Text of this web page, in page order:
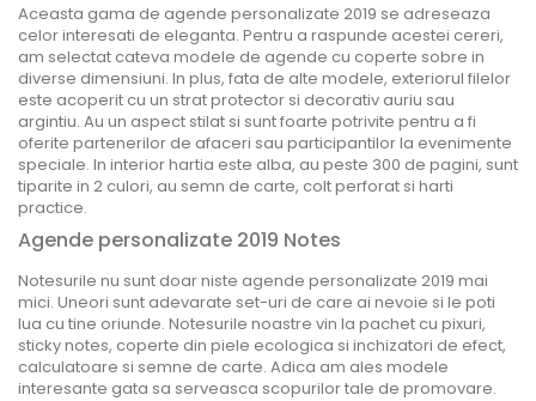
Aceasta gama de agende personalizate 2019 se adreseaza
celor interesati de eleganta. Pentru a raspunde acestei cereri,
am selectat cateva modele de agende cu coperte sobre in
diverse dimensiuni. In plus, fata de alte modele, exteriorul filelor
este acoperit cu un strat protector si decorativ auriu sau
argintiu. Au un aspect stilat si sunt foarte potrivite pentru a fi
oferite partenerilor de afaceri sau participantilor la evenimente
speciale. In interior hartia este alba, au peste 300 de pagini, sunt
tiparite in 2 culori, au semn de carte, colt perforat si harti
practice.
Agende personalizate 2019 Notes
Notesurile nu sunt doar niste agende personalizate 2019 mai
mici. Uneori sunt adevarate set-uri de care ai nevoie si le poti
lua cu tine oriunde. Notesurile noastre vin la pachet cu pixuri,
sticky notes, coperte din piele ecologica si inchizatori de efect,
calculatoare si semne de carte. Adica am ales modele
interesante gata sa serveasca scopurilor tale de promovare.